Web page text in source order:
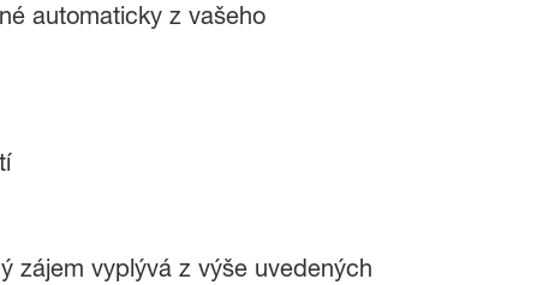
automaticky z vašeho
zájem vyplývá z výše uvedených